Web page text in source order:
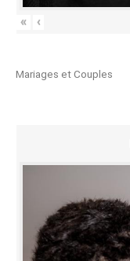
« ‹
Mariages et Couples